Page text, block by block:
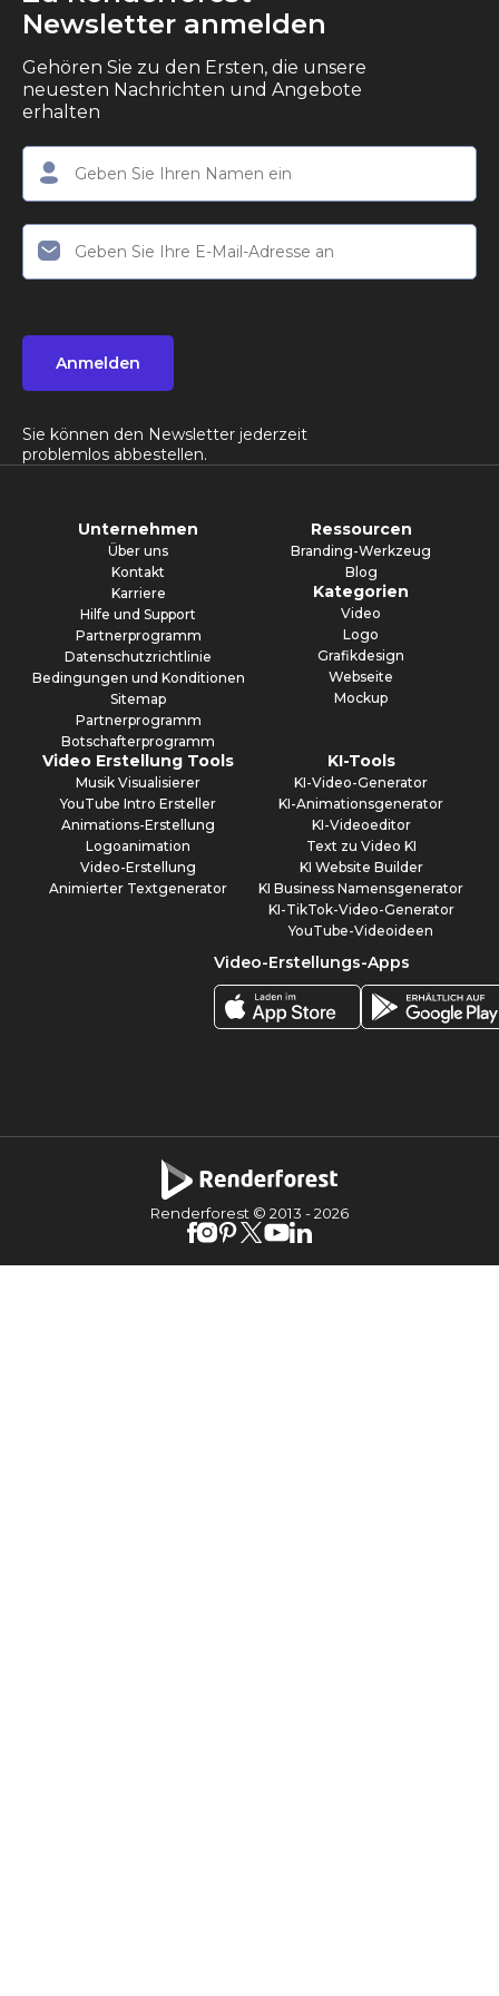
Newsletter anmelden
Gehören Sie zu den Ersten, die unsere
neuesten Nachrichten und Angebote
erhalten
Anmelden
Sie können den Newsletter jederzeit
problemlos abbestellen.
Unternehmen
Über uns
Kontakt
Karriere
Hilfe und Support
Partnerprogramm
Datenschutzrichtlinie
Bedingungen und Konditionen
Sitemap
Partnerprogramm
Botschafterprogramm
Ressourcen
Branding-Werkzeug
Blog
Kategorien
Video
Logo
Grafikdesign
Webseite
Mockup
Video Erstellung Tools
Musik Visualisierer
YouTube Intro Ersteller
Animations-Erstellung
Logoanimation
Video-Erstellung
Animierter Textgenerator
KI-Tools
KI-Video-Generator
KI-Animationsgenerator
KI-Videoeditor
Text zu Video KI
KI Website Builder
KI Business Namensgenerator
KI-TikTok-Video-Generator
YouTube-Videoideen
Video-Erstellungs-Apps
Renderforest © 2013 -2026